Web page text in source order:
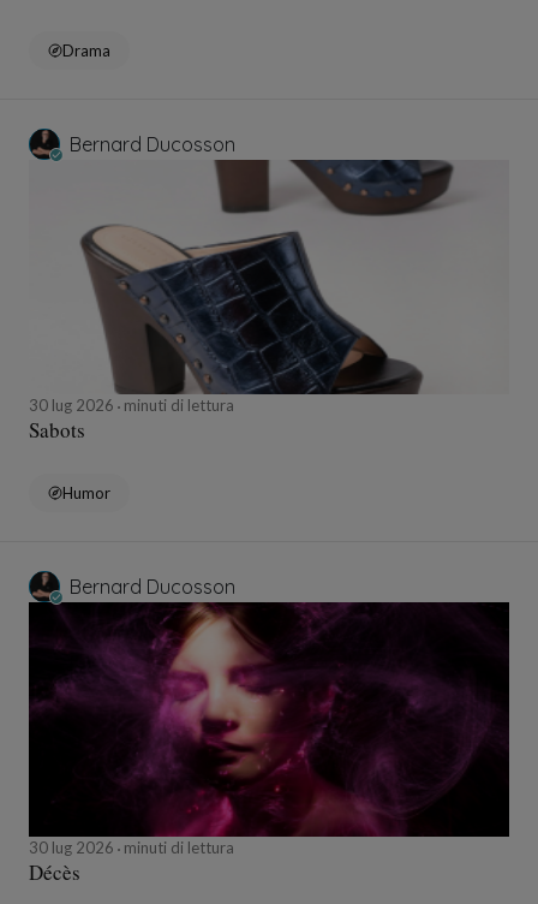
Drama
Bernard Ducosson
30 lug 2026 minuti di lettura
Sabots
Humor
Bernard Ducosson
30 lug 2026 minuti di lettura
Décès